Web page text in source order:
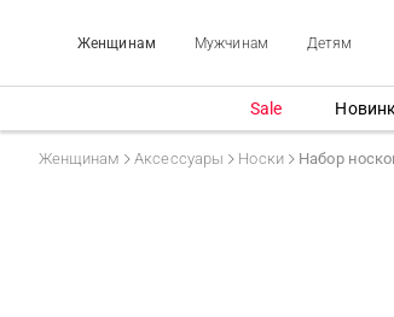
Женщинам Мужчинам Детям
Sale
Женщинам Аксессуары Носки Набор